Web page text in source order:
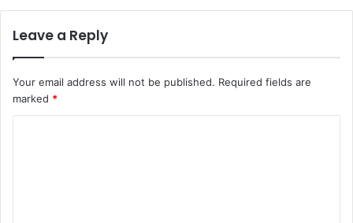
Leave a Reply
Your email address will not be published. Required fields are
marked *